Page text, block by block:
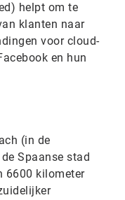
helpt om te
klanten naar
voor cloud-
en hun
(in de
Spaanse stad
6600 kilometer